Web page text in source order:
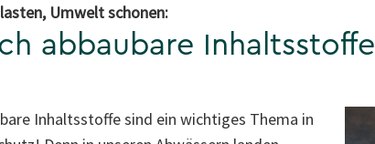
Umwelt schonen:
abbaubare Inhaltsstoffe
Inhaltsstoffe sind ein wichtiges Thema in